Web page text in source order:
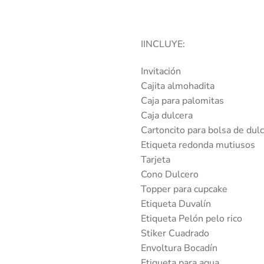
IINCLUYE:
Invitación
Cajita almohadita
Caja para palomitas
Caja dulcera
Cartoncito para bolsa de
Etiqueta redonda mutiusos
Tarjeta
Cono Dulcero
Topper para cupcake
Etiqueta Duvalín
Etiqueta Pelón pelo rico
Stiker Cuadrado
Envoltura Bocadín